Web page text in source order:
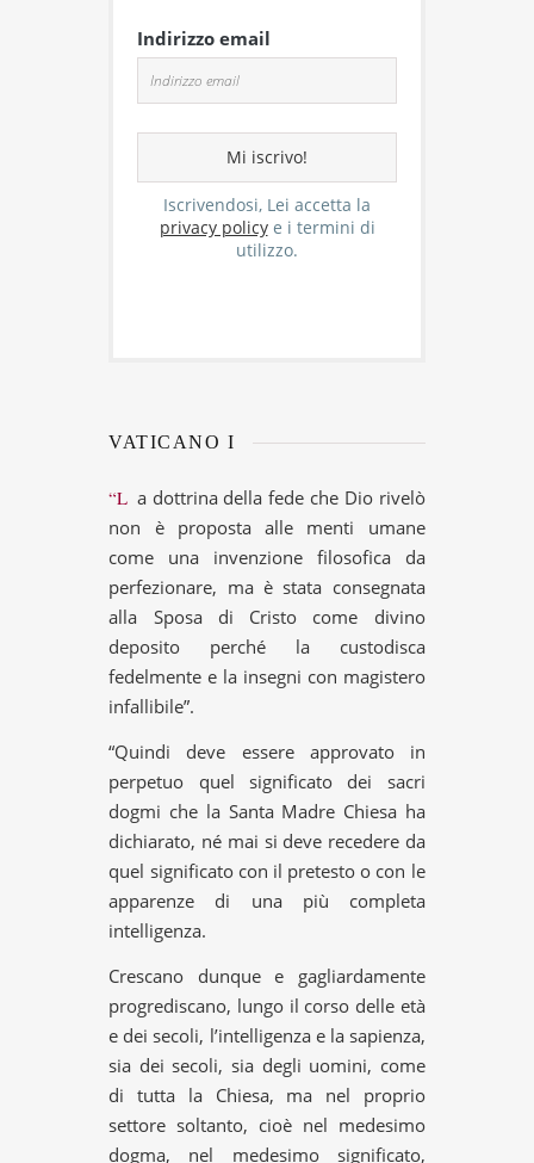
Indirizzo email
Iscrivendosi, Lei accetta la
privacy policye i termini di
utilizzo.
VATICANO I
“La dottrina della fede che Dio rivelò
non è proposta alle menti umane
come una invenzione filosofica da
perfezionare, ma è stata consegnata
alla Sposa di Cristo come divino
deposito perché la custodisca
fedelmente e la insegni con magistero
infallibile”.
“Quindi deve essere approvato in
perpetuo quel significato dei sacri
dogmi che la Santa Madre Chiesa ha
dichiarato, né mai si deve recedere da
quel significato con il pretesto o con le
apparenze di una più completa
intelligenza.
Crescano dunque e gagliardamente
progrediscano, lungo il corso delle età
e dei secoli, l’intelligenza e la sapienza,
sia dei secoli, sia degli uomini, come
di tutta la Chiesa, ma nel proprio
settore soltanto, cioè nel medesimo
dogma, nel medesimo significato,